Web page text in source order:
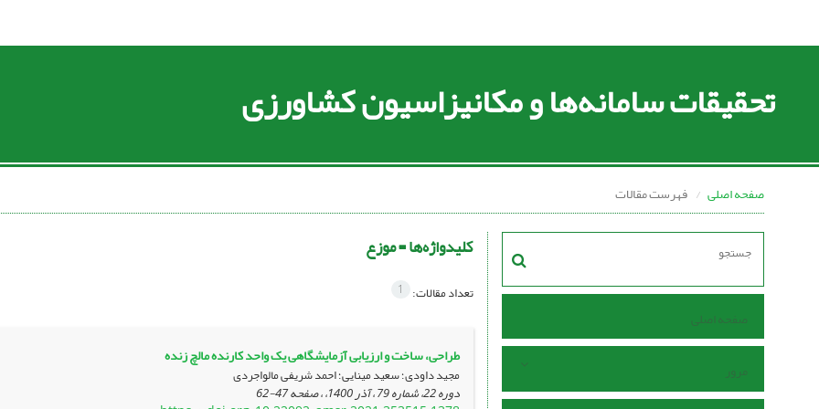
تحقیقات سامانه‌ها و مکانیزاسیون کشاورزی
صفحه اصلی فهرست مقالات
صفحه اصلی
مرور
کلیدواژه‌ها =موزع
تعداد مقالات: 1
طراحی، ساخت و ارزیابی آزمایشگاهی یک واحد کارنده مالچ زنده
مجید داودی؛ سعید مینایی؛ احمد شریفی مالواجردی
دوره 22، شماره 79 ، آذر 1400، ، صفحه 47-62